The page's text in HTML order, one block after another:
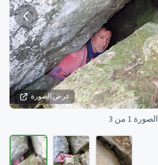
عرض الصورة
الصورة 1 من 3